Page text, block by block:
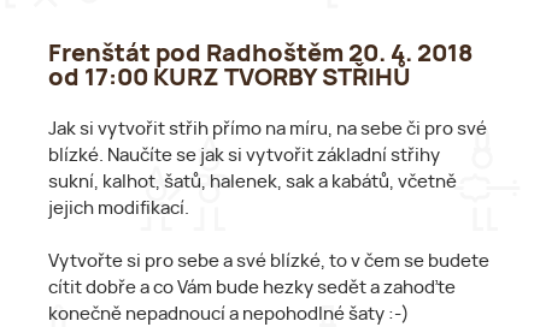
Frenštát pod Radhoštěm 20. 4. 2018
od 17:00 KURZ TVORBY STŘIHŮ
Jak si vytvořit střih přímo na míru, na sebe či pro své
blízké. Naučíte se jak si vytvořit základní střihy
sukní, kalhot, šatů, halenek, sak a kabátů, včetně
jejich modifikací.
Vytvořte si pro sebe a své blízké, to v čem se budete
cítit dobře a co Vám bude hezky sedět a zahoďte
konečně nepadnoucí a nepohodlné šaty :-)